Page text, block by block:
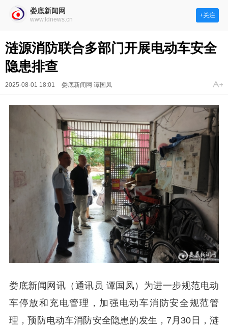
娄底新闻网
www.ldnews.cn
+关注
涟源消防联合多部门开展电动车安全
隐患排查
2025-08-01 18:01 娄底新闻网 谭国凤
娄底新闻网讯（通讯员 谭国凤）为进一步规范电动
车停放和充电管理，加强电动车消防安全规范管
理，预防电动车消防安全隐患的发生，7月30日，涟